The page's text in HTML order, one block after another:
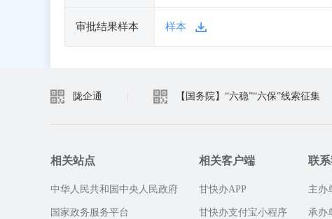
审批结果样本 样本
陇企通 【国务院】“六稳”“六保”线索征集
相关站点
中华人民共和国中央人民政府
国家政务服务平台
相关客户端
甘快办APP
甘快办支付宝小程序
联
主办
承办